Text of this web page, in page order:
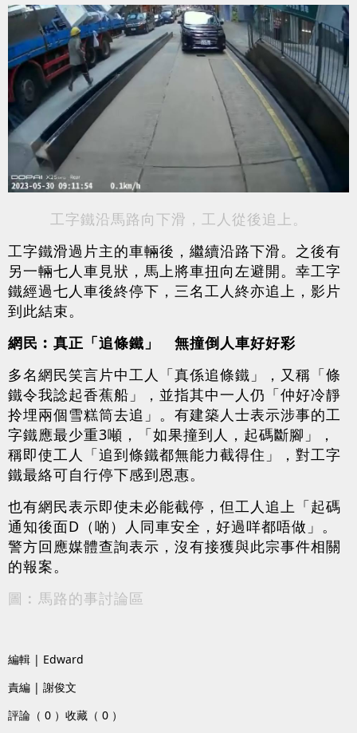
工字鐵沿馬路向下滑，工人從後追上。
工字鐵滑過片主的車輛後，繼續沿路下滑。之後有
另一輛七人車見狀，馬上將車扭向左避開。幸工字
鐵經過七人車後終停下，三名工人終亦追上，影片
到此結束。
網民︰真正「追條鐵」 無撞倒人車好好彩
多名網民笑言片中工人「真係追條鐵」，又稱「條
鐵令我諗起香蕉船」，並指其中一人仍「仲好冷靜
拎埋兩個雪糕筒去追」。有建築人士表示涉事的工
字鐵應最少重3噸，「如果撞到人，起碼斷腳」，
稱即使工人「追到條鐵都無能力截得住」，對工字
鐵最絡可自行停下感到恩惠。
也有網民表示即使未必能截停，但工人追上「起碼
通知後面D（啲）人同車安全，好過咩都唔做」。
警方回應媒體查詢表示，沒有接獲與此宗事件相關
的報案。
圖︰馬路的事討論區
編輯 | Edward
責編 | 謝俊文
評論（ 0 ） 收藏（ 0 ）